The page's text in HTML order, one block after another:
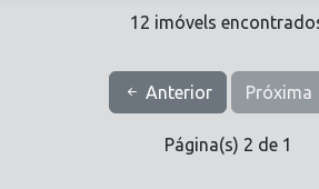
12 imóvels
Anterior Próxima
Página(s) 2 de 1